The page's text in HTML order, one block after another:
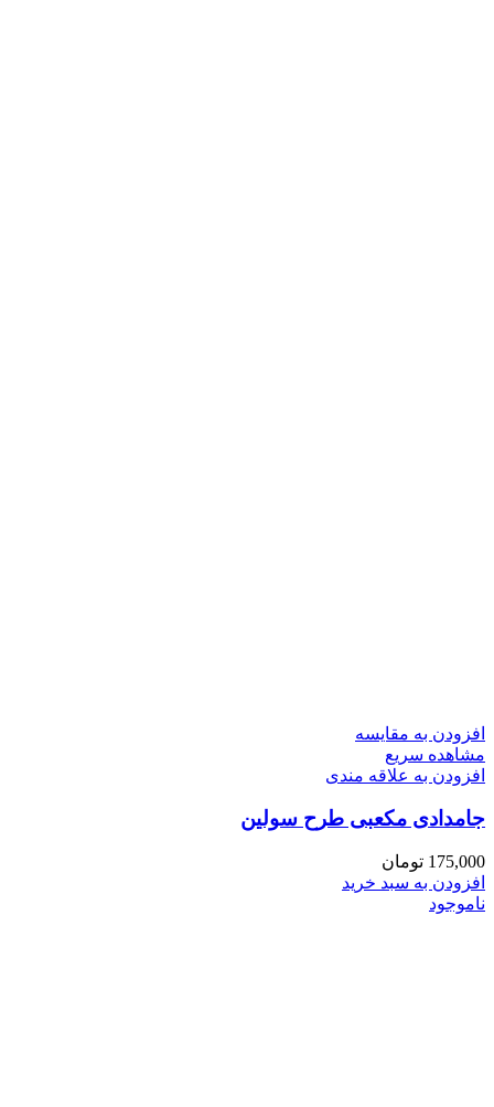
افزودن به مقایسه
مشاهده سریع
افزودن به علاقه مندی
جامدادی مکعبی طرح سولین
175,000 تومان
افزودن به سبد خرید
ناموجود